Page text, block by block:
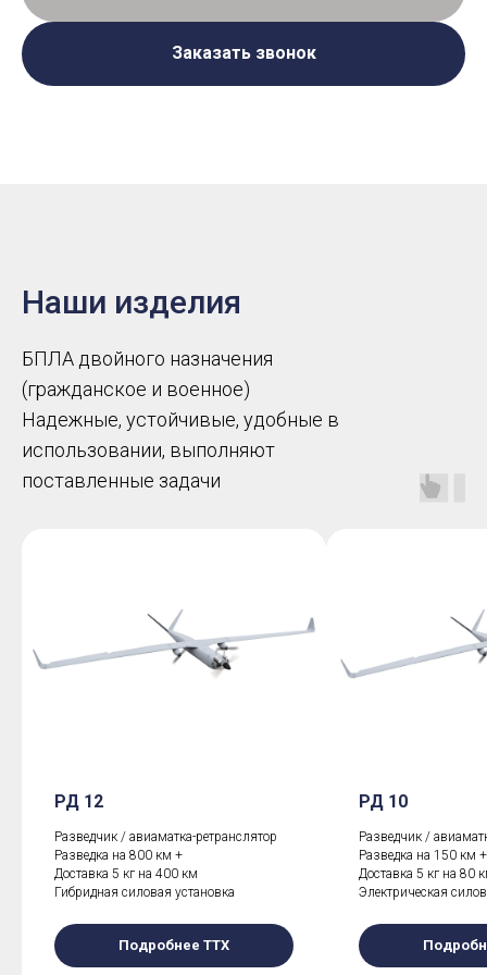
Заказать звонок
Наши изделия
БПЛА двойного назначения
(гражданское и военное)
Надежные, устойчивые, удобные в
использовании, выполняют
поставленные задачи
РД 12
Разведчик / авиаматка-ретранслятор
Разведка на 800 км +
Доставка 5 кг на 400 км
Гибридная силовая установка
Подробнее ТТХ
РД 10
Разведчик /
Разведка на 150 км +
Доставка 5 кг на 80
Электрическая